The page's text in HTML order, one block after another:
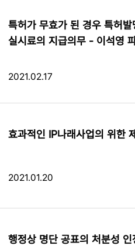
특허가 무효가 된 경우 특허
실시료의 지급의무 - 이석영
2021.02.17
효과적인 IP나래사업의 위한
2021.01.20
행정상 명단 공표의 처분성